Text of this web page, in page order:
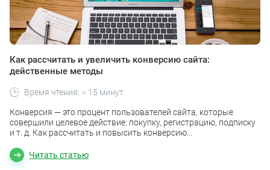
Как рассчитать и увеличить конверсию сайта:
действенные методы
Конверсия — это процент пользователей сайта, которые
совершили целевое действие: покупку, регистрацию, подписку
и т. д. Как рассчитать и повысить конверсию...
Читать статью
Время чтения: ≈ 15 минут